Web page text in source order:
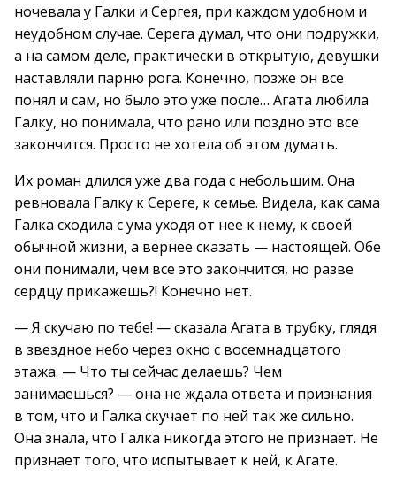
ночевала у Галки и Сергея, при каждом удобном и
неудобном случае. Серега думал, что они подружки,
а на самом деле, практически в открытую, девушки
наставляли парню рога. Конечно, позже он все
понял и сам, но было это уже после… Агата любила
Галку, но понимала, что рано или поздно это все
закончится. Просто не хотела об этом думать.
Их роман длился уже два года с небольшим. Она
ревновала Галку к Сереге, к семье. Видела, как сама
Галка сходила с ума уходя от нее к нему, к своей
обычной жизни, а вернее сказать — настоящей. Обе
они понимали, чем все это закончится, но разве
сердцу прикажешь?! Конечно нет.
— Я скучаю по тебе! — сказала Агата в трубку, глядя
в звездное небо через окно с восемнадцатого
этажа. — Что ты сейчас делаешь? Чем
занимаешься? — она не ждала ответа и признания
в том, что и Галка скучает по ней так же сильно.
Она знала, что Галка никогда этого не признает. Не
признает того, что испытывает к ней, к Агате.